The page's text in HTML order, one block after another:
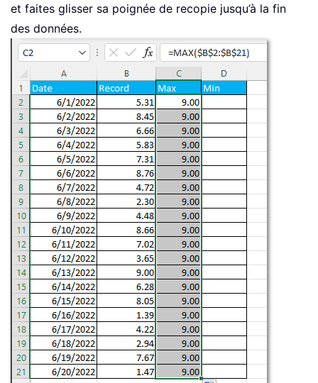
et faites glisser sa poignée de recopie jusqu’à la fin
des données.